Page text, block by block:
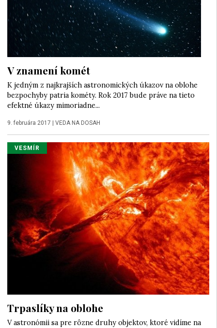
V znamení komét
K jedným z najkrajších astronomických úkazov na oblohe
bezpochyby patria kométy. Rok 2017 bude práve na tieto
efektné úkazy mimoriadne...
9. februára 2017 VEDA NA DOSAH
VESMÍR
Trpaslíky na oblohe
V astronómii sa pre rôzne druhy objektov, ktoré vidíme na